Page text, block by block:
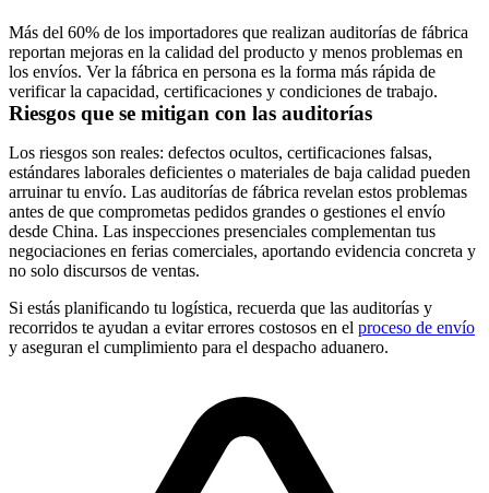
Más del 60% de los importadores que realizan auditorías de fábrica
reportan mejoras en la calidad del producto y menos problemas en
los envíos. Ver la fábrica en persona es la forma más rápida de
verificar la capacidad, certificaciones y condiciones de trabajo.
Riesgos que se mitigan con las auditorías
Los riesgos son reales: defectos ocultos, certificaciones falsas,
estándares laborales deficientes o materiales de baja calidad pueden
arruinar tu envío. Las auditorías de fábrica revelan estos problemas
antes de que comprometas pedidos grandes o gestiones el envío
desde China. Las inspecciones presenciales complementan tus
negociaciones en ferias comerciales, aportando evidencia concreta y
no solo discursos de ventas.
Si estás planificando tu logística, recuerda que las auditorías y
recorridos te ayudan a evitar errores costosos en el proceso de envío
y aseguran el cumplimiento para el despacho aduanero.